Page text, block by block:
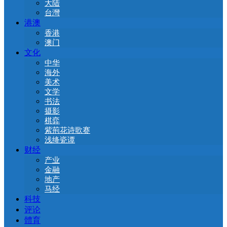
大陆
台灣
港澳
香港
澳门
文化
中华
海外
美术
文学
书法
摄影
棋弈
紫荊花诗歌赛
浅绛瓷谭
财经
产业
金融
地产
马经
科技
评论
體育